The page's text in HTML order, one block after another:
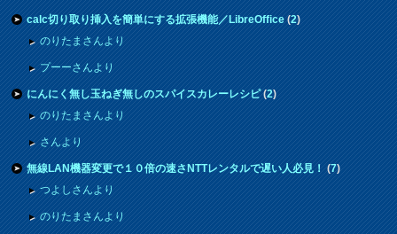
calc切り取り挿入を簡単にする拡張機能／LibreOffice(2)
のりたまさんより
プーーさんより
にんにく無し玉ねぎ無しのスパイスカレーレシピ(2)
のりたまさんより
さんより
無線LAN機器変更で１０倍の速さNTTレンタルで遅い人必見！(7)
つよしさんより
のりたまさんより